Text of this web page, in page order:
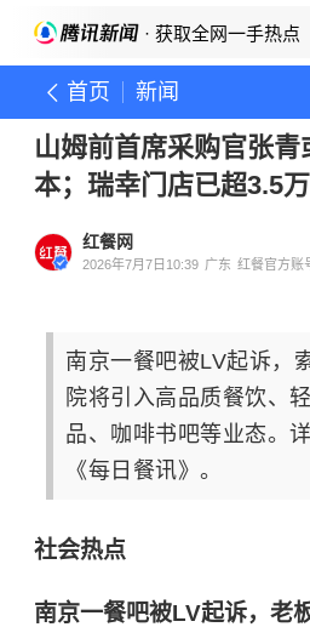
· 获取全网一手热点
首页 新闻
山姆前首席采购官张
本；瑞幸门店已超3.5
红餐网
2026年7月7日10:39 广东 红餐官方账
南京一餐吧被LV起诉，
院将引入高品质餐饮、
品、咖啡书吧等业态。
《每日餐讯》。
社会热点
南京一餐吧被LV起诉，老